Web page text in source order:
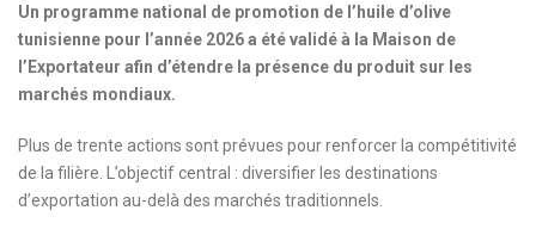
Un programme national de promotion de l’huile d’olive
tunisienne pour l’année 2026 a été validé à la Maison de
l’Exportateur afin d’étendre la présence du produit sur les
marchés mondiaux.
Plus de trente actions sont prévues pour renforcer la compétitivité
de la filière. L’objectif central : diversifier les destinations
d’exportation au-delà des marchés traditionnels.